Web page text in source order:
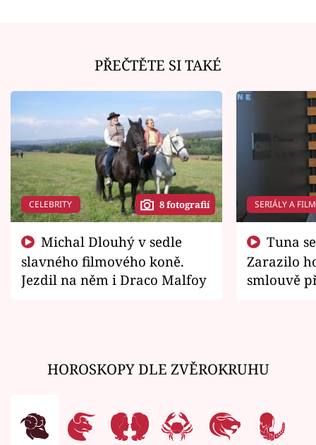
PŘEČTĚTE SI TAKÉ
CELEBRITY 8 fotografií
slavného filmového koně.
Jezdil na něm i Draco Malfoy
SERIÁLY A
Zarazilo
smlouvě
HOROSKOPY DLE ZVĚROKRUHU